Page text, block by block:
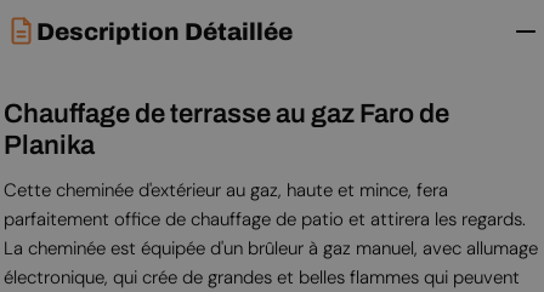
Description Détaillée
Chauffage de terrasse au gaz Faro de
Planika
Cette cheminée d'extérieur au gaz, haute et mince, fera
parfaitement office de chauffage de patio et attirera les regards.
La cheminée est équipée d'un brûleur à gaz manuel, avec allumage
électronique, qui crée de grandes et belles flammes qui peuvent